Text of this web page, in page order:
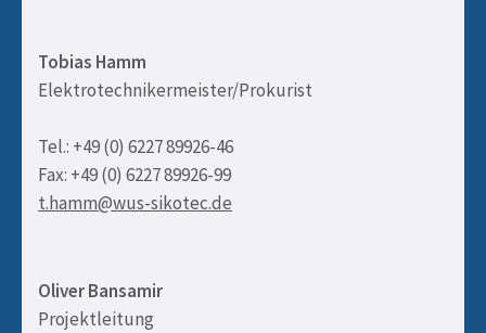
Tobias Hamm
Elektrotechnikermeister/Prokurist
Tel.: +49 (0) 6227 89926-46
Fax: +49 (0) 6227 89926-99
t.hamm@wus-sikotec.de
Oliver Bansamir
Projektleitung